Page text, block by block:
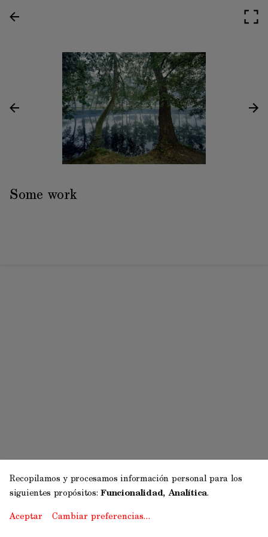
Some work
Recopilamos y procesamos información personal para los
siguientes propósitos:Funcionalidad, Analítica.
Aceptar Cambiar preferencias…